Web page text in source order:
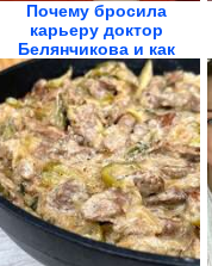
Почему бросила
карьеру доктор
Белянчикова и как
выглядит...